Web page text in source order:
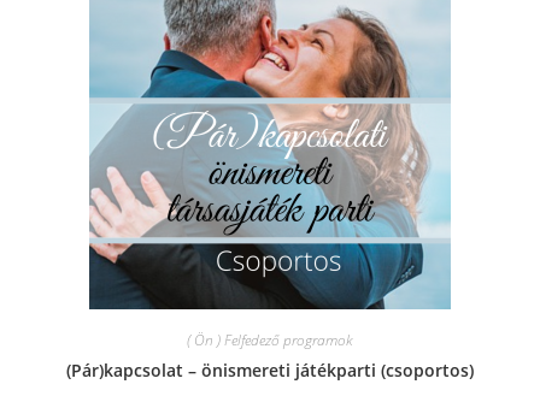
( Ön ) Felfedező programok
(Pár)kapcsolat – önismereti játékparti (csoportos)